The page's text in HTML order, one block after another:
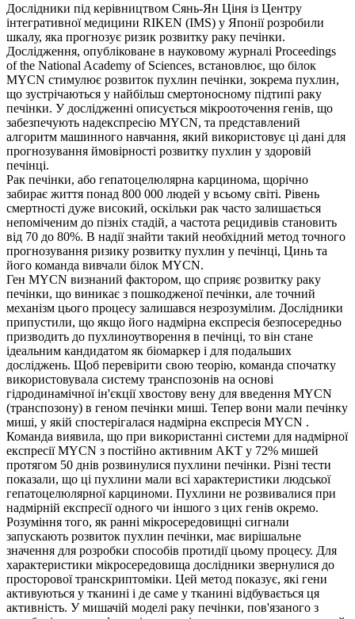
Дослідники під керівництвом Сянь-Ян Ціня із Центру
інтегративної медицини RIKEN (IMS) у Японії розробили
шкалу, яка прогнозує ризик розвитку раку печінки.
Дослідження, опубліковане в науковому журналі Proceedings
of the National Academy of Sciences, встановлює, що білок
MYCN стимулює розвиток пухлин печінки, зокрема пухлин,
що зустрічаються у найбільш смертоносному підтипі раку
печінки. У дослідженні описується мікрооточення генів, що
забезпечують надекспресію MYCN, та представлений
алгоритм машинного навчання, який використовує ці дані для
прогнозування ймовірності розвитку пухлин у здоровій
печінці.
Рак печінки, або гепатоцелюлярна карцинома, щорічно
забирає життя понад 800 000 людей у ​​всьому світі. Рівень
смертності дуже високий, оскільки рак часто залишається
непоміченим до пізніх стадій, а частота рецидивів становить
від 70 до 80%. В надії знайти такий необхідний метод точного
прогнозування ризику розвитку пухлин у печінці, Цинь та
його команда вивчали білок MYCN.
Ген MYCN визнаний фактором, що сприяє розвитку раку
печінки, що виникає з пошкодженої печінки, але точний
механізм цього процесу залишався незрозумілим. Дослідники
припустили, що якщо його надмірна експресія безпосередньо
призводить до пухлиноутворення в печінці, то він стане
ідеальним кандидатом як біомаркер і для подальших
досліджень. Щоб перевірити свою теорію, команда спочатку
використовувала систему транспозонів на основі
гідродинамічної ін'єкції хвостову вену для введення MYCN
(транспозону) в геном печінки миші. Тепер вони мали печінку
миші, у якій спостерігалася надмірна експресія MYCN .
Команда виявила, що при використанні системи для надмірної
експресії MYCN з постійно активним AKT у 72% мишей
протягом 50 днів розвинулися пухлини печінки. Різні тести
показали, що ці пухлини мали всі характеристики людської
гепатоцелюлярної карциноми. Пухлини не розвивалися при
надмірній експресії одного чи іншого з цих генів окремо.
Розуміння того, як ранні мікросередовищні сигнали
запускають розвиток пухлин печінки, має вирішальне
значення для розробки способів протидії цьому процесу. Для
характеристики мікросередовища дослідники звернулися до
просторової транскриптоміки. Цей метод показує, які гени
активуються у тканині і де саме у тканині відбувається ця
активність. У мишачій моделі раку печінки, пов'язаного з